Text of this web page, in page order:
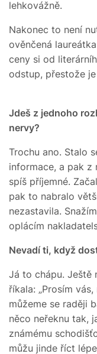
lehkovážně.
Nakonec to není
ověnčená
ceny si od
odstup, přestože
Jdeš z jednoho
nervy?
Trochu ano. Stalo
informace, a pak z
spíš příjemné.
pak to nabralo
nezastavila.
oplácím
Nevadí ti, když
Já to chápu. Ještě
říkala: „Prosím
můžeme se raději
něco neřeknu tak,
známému
můžu jinde říct